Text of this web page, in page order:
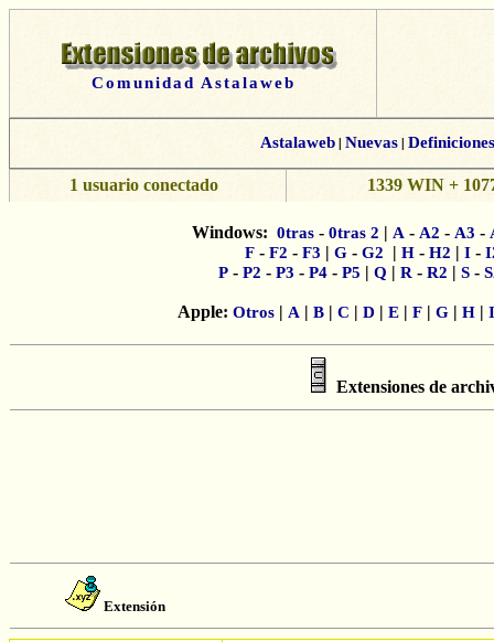
Comunidad Astalaweb
Astalaweb| Nuevas| Definiciones
1 usuario conectado 1339 WIN +
Windows: 0tras - 0tras 2 | A - A2 - A3 -
F - F2 - F3 | G - G2 | H - H2 | I -
P - P2 - P3 - P4 - P5 | Q | R - R2 | S -
Apple: Otros| A | B| C | D | E| F| G| H| I
Extensiones de
Extensión